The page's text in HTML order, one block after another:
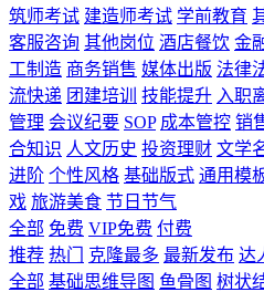
筑师考试 建造师考试 学前教育
客服咨询 其他岗位 酒店餐饮 金
工制造 商务销售 媒体出版 法律
流快递 团建培训 技能提升 入职
管理 会议纪要 SOP 成本管控 销
合知识 人文历史 投资理财 文学
进阶 个性风格 基础版式 通用模
戏 旅游美食 节日节气
全部 免费 VIP免费 付费
推荐 热门 克隆最多 最新发布 达
全部 基础思维导图 鱼骨图 树状